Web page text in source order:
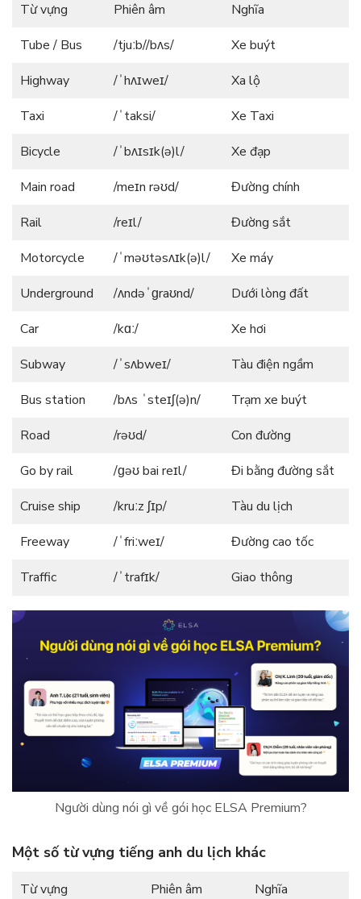
Từ vựng Phiên âm
Nghĩa
Tube / Bus
/tjuːb//bʌs/
Xe buýt
Highway
/ˈhʌɪweɪ/
Xa lộ
Taxi
/ˈtaksi/
Xe Taxi
Bicycle
/ˈbʌɪsɪk(ə)l/
Xe đạp
Main road
/meɪn rəʊd/
Đường chính
Rail
/reɪl/
Đường sắt
Motorcycle
/ˈməʊtəsʌɪk(ə)l/
Xe máy
Underground
/ʌndəˈɡraʊnd/
Dưới lòng đất
Car
/kɑː/
Xe hơi
Subway
/ˈsʌbweɪ/
Tàu điện ngầm
Bus station
/bʌs ˈsteɪʃ(ə)n/
Trạm xe buýt
Road
/rəʊd/
Con đường
Go by rail
/ɡəʊ bai reɪl/
Đi bằng đường sắt
Cruise ship
/kruːz ʃɪp/
Tàu du lịch
Freeway
/ˈfriːweɪ/
Đường cao tốc
Traffic
/ˈtrafɪk/ Giao thông
Người dùng nói gì về gói học ELSA Premium?
Một số từ vựng tiếng anh du lịch khác
Từ vựng Phiên âm
Nghĩa